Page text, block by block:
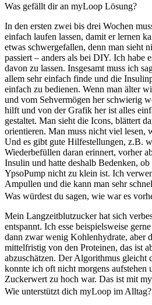
Was gefällt dir an myLoop Lösung?
In den ersten zwei bis drei Wochen
einfach laufen lassen, damit er lernen
etwas schwergefallen, denn man sieht
passiert – anders als bei DIY. Ich habe
davon zu lassen. Insgesamt muss ich
allem sehr einfach finde und die
einfach zu bedienen. Wenn man älter
und vom Sehvermögen her schwierig
hilft und von der Grafik her ist alles
gestaltet. Man sieht die Icons, blättert
orientieren. Man muss nicht viel lesen,
Und es gibt gute Hilfestellungen, z.B.
Wiederbefüllen daran erinnert, vorher
Insulin und hatte deshalb Bedenken,
YpsoPump nicht zu klein ist. Ich
Ampullen und die kann man sehr
Was würdest du sagen, wie war es
Mein Langzeitblutzucker hat sich
entspannt. Ich esse beispielsweise
dann zwar wenig Kohlenhydrate, aber
mittelfristig von den Proteinen, das ist
abzuschätzen. Der Algorithmus gleicht
konnte ich oft nicht morgens aufstehen
Zuckerwert zu hoch war. Das ist mit
Wie unterstützt dich myLoop im Alltag?